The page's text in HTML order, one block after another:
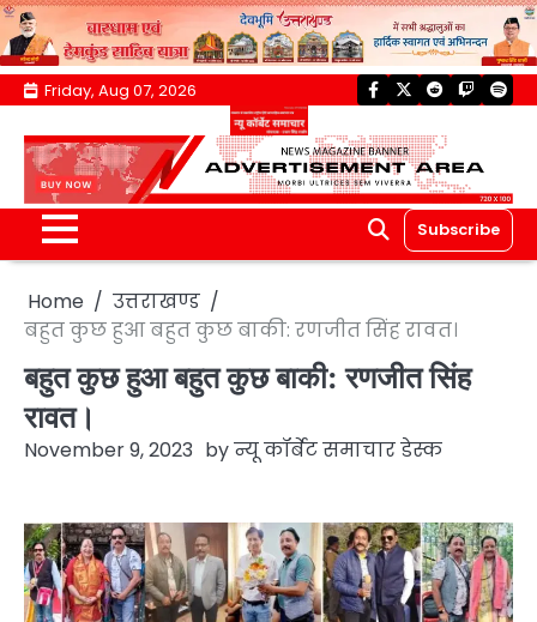
Skip
content
Friday, Aug 07, 2026 facebook
twitterreddittwitch
Subscribe
Home
उत्तराखण्ड
बहुत कुछ हुआ बहुत कुछ बाकी: रणजीत सिंह रावत।
बहुत कुछ हुआ बहुत कुछ बाकी: रणजीत सिंह
रावत।
November 9, 2023 byन्यू कॉर्बेट समाचार डेस्क